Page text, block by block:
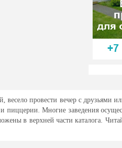
провести вечер с друзьями
Многие заведения
в верхней части каталога.